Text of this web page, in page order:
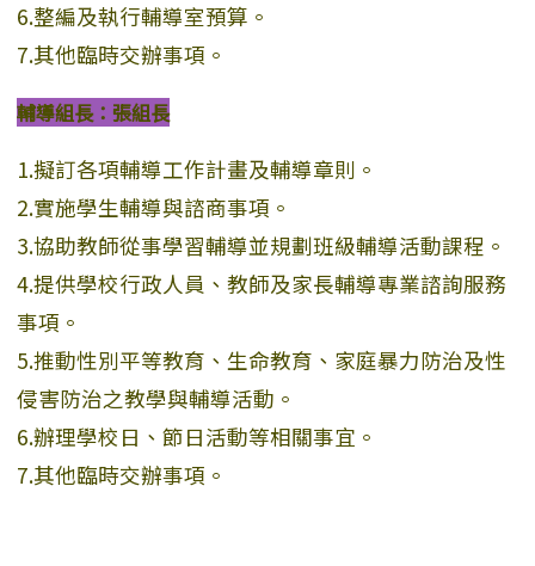
6.整編及執行輔導室預算。
7.其他臨時交辦事項。
輔導組長：張組長
1.擬訂各項輔導工作計畫及輔導章則。
2.實施學生輔導與諮商事項。
3.協助教師從事學習輔導並規劃班級輔導活動課程。
4.提供學校行政人員、教師及家長輔導專業諮詢服務
事項。
5.推動性別平等教育、生命教育、家庭暴力防治及性
侵害防治之教學與輔導活動。
6.辦理學校日、節日活動等相關事宜。
7.其他臨時交辦事項。